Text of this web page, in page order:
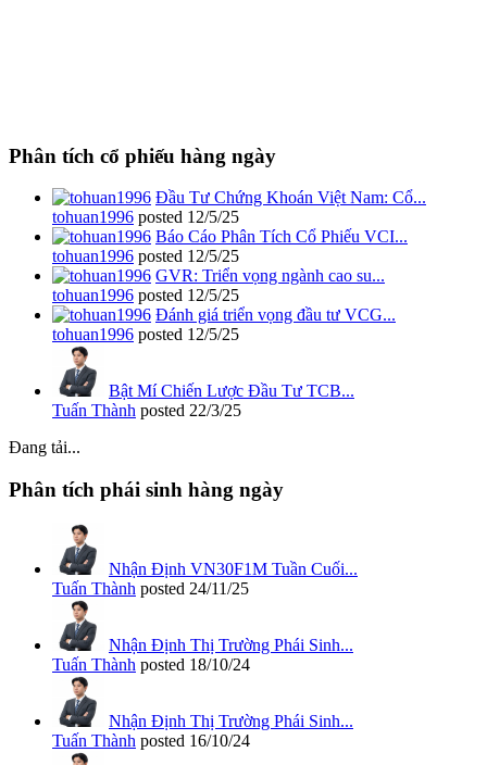
Phân tích cổ phiếu hàng ngày
Đầu Tư Chứng Khoán Việt Nam: Cổ...
tohuan1996 posted 12/5/25
Báo Cáo Phân Tích Cổ Phiếu VCI...
tohuan1996 posted 12/5/25
GVR: Triển vọng ngành cao su...
tohuan1996 posted 12/5/25
Đánh giá triển vọng đầu tư VCG...
tohuan1996 posted 12/5/25
Bật Mí Chiến Lược Đầu Tư TCB...
Tuấn Thành posted 22/3/25
Đang tải...
Phân tích phái sinh hàng ngày
Nhận Định VN30F1M Tuần Cuối...
Tuấn Thành posted 24/11/25
Nhận Định Thị Trường Phái Sinh...
Tuấn Thành posted 18/10/24
Nhận Định Thị Trường Phái Sinh...
Tuấn Thành posted 16/10/24